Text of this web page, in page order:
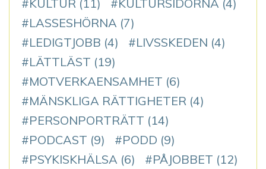
KULTUR (11) KULTURSIDORNA (4)
LASSESHÖRNA (7)
LEDIGTJOBB (4) LIVSSKEDEN (4)
LÄTTLÄST (19)
MOTVERKAENSAMHET (6)
MÄNSKLIGA RÄTTIGHETER (4)
PERSONPORTRÄTT (14)
PODCAST (9) PODD (9)
PSYKISKHÄLSA (6) PÅJOBBET (12)